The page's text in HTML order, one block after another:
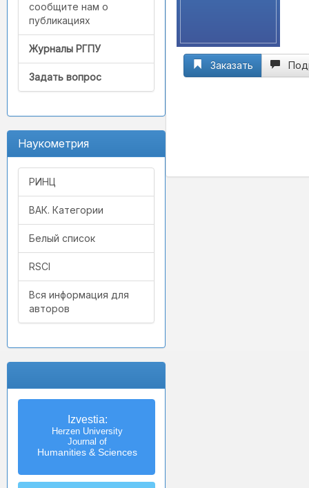
сообщите нам о
публикациях
Журналы РГПУ
Задать вопрос
Наукометрия
РИНЦ
ВАК. Категории
Белый список
RSCI
Вся информация для
авторов
Izvestia:
Herzen University
Journal of
Humanities & Sciences
Заказать